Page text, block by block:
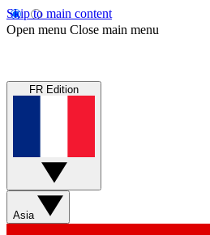
Skip to main content
Open menu Close main menu
FR Edition
Asia